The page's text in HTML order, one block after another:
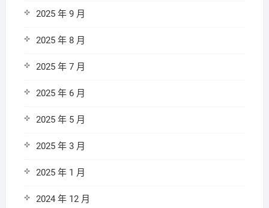
2025 年 9 月
2025 年 8 月
2025 年 7 月
2025 年 6 月
2025 年 5 月
2025 年 3 月
2025 年 1 月
2024 年 12 月